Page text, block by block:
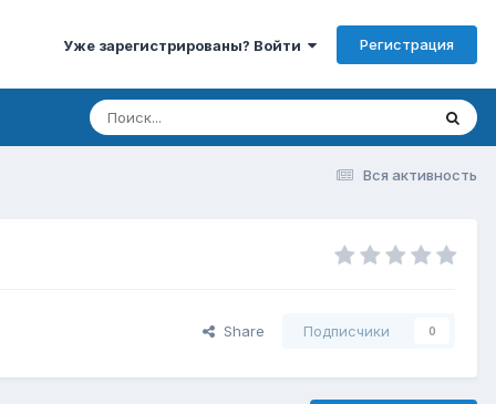
Уже зарегистрированы? Войти Регистрация
Вся активность
Share Подписчики 0